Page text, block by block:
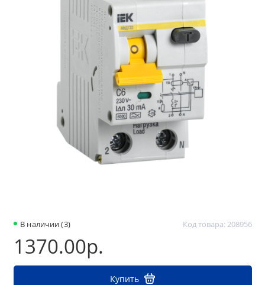
В наличии (3) Код товара: 208956
1370.00р.
Купить